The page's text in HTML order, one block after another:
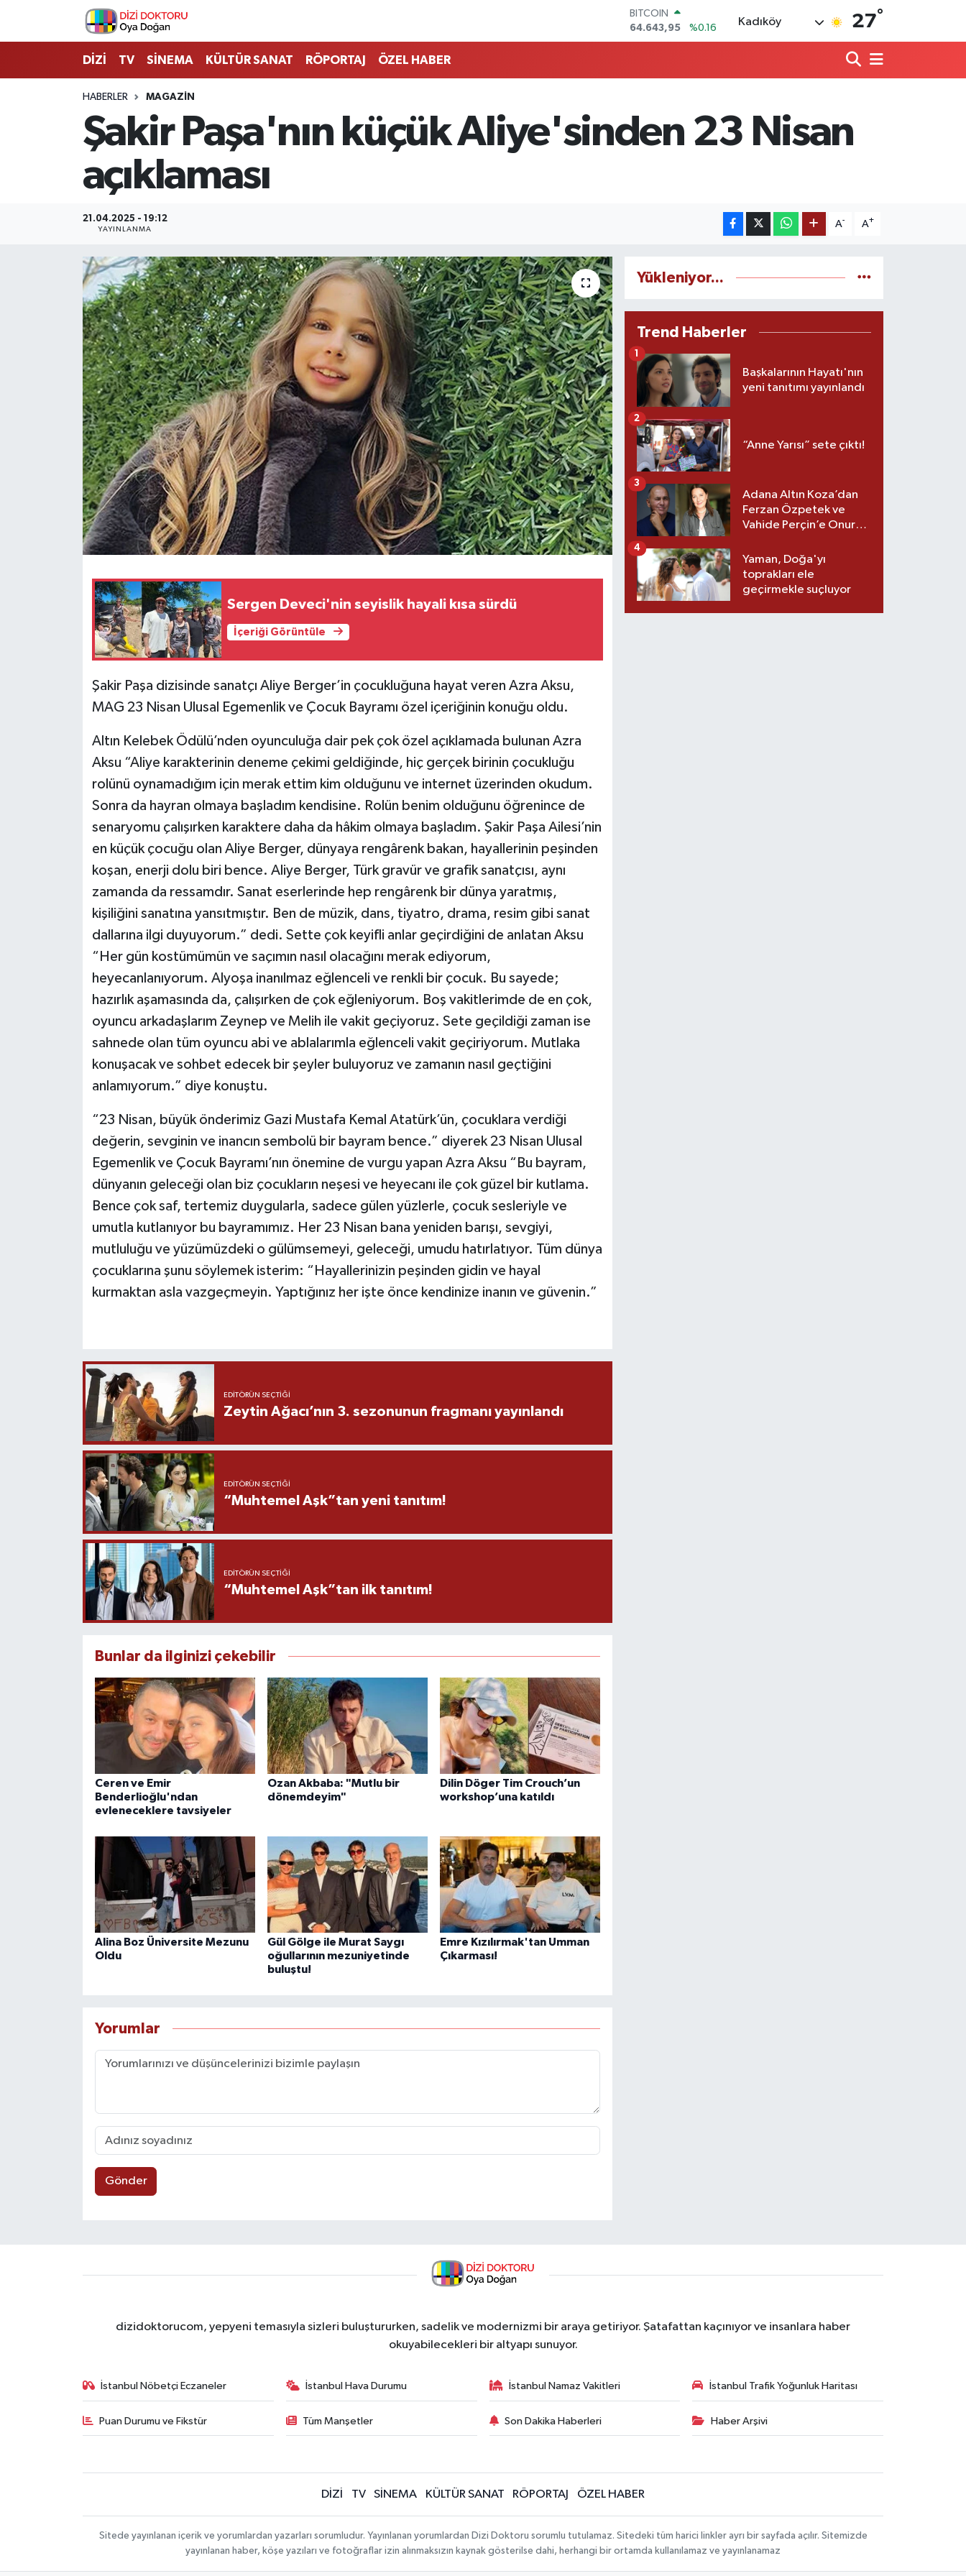
64.643,95
DOLAR
47,6006
%0.06
GRAM ALTIN
6513.94
%0.32
BİST100
Kadıköy 27°
DİZİ TV SİNEMA KÜLTÜR SANAT RÖPORTAJ ÖZEL HABER
HABERLER MAGAZİN
Şakir Paşa'nın küçük Aliye'sinden 23 Nisan
açıklaması
21.04.2025 - 19:12
YAYINLANMA
A- A+
Sergen Deveci'nin seyislik hayali kısa sürdü
İçeriği Görüntüle
Şakir Paşa dizisinde sanatçı Aliye Berger’in çocukluğuna hayat veren Azra Aksu,
MAG 23 Nisan Ulusal Egemenlik ve Çocuk Bayramı özel içeriğinin konuğu oldu.
Altın Kelebek Ödülü’nden oyunculuğa dair pek çok özel açıklamada bulunan Azra
Aksu “Aliye karakterinin deneme çekimi geldiğinde, hiç gerçek birinin çocukluğu
rolünü oynamadığım için merak ettim kim olduğunu ve internet üzerinden okudum.
Sonra da hayran olmaya başladım kendisine. Rolün benim olduğunu öğrenince de
senaryomu çalışırken karaktere daha da hâkim olmaya başladım. Şakir Paşa Ailesi’nin
en küçük çocuğu olan Aliye Berger, dünyaya rengârenk bakan, hayallerinin peşinden
koşan, enerji dolu biri bence. Aliye Berger, Türk gravür ve grafik sanatçısı, aynı
zamanda da ressamdır. Sanat eserlerinde hep rengârenk bir dünya yaratmış,
kişiliğini sanatına yansıtmıştır. Ben de müzik, dans, tiyatro, drama, resim gibi sanat
dallarına ilgi duyuyorum.” dedi. Sette çok keyifli anlar geçirdiğini de anlatan Aksu
“Her gün kostümümün ve saçımın nasıl olacağını merak ediyorum,
heyecanlanıyorum. Alyoşa inanılmaz eğlenceli ve renkli bir çocuk. Bu sayede;
hazırlık aşamasında da, çalışırken de çok eğleniyorum. Boş vakitlerimde de en çok,
oyuncu arkadaşlarım Zeynep ve Melih ile vakit geçiyoruz. Sete geçildiği zaman ise
sahnede olan tüm oyuncu abi ve ablalarımla eğlenceli vakit geçiriyorum. Mutlaka
konuşacak ve sohbet edecek bir şeyler buluyoruz ve zamanın nasıl geçtiğini
anlamıyorum.” diye konuştu.
“23 Nisan, büyük önderimiz Gazi Mustafa Kemal Atatürk’ün, çocuklara verdiği
değerin, sevginin ve inancın sembolü bir bayram bence.” diyerek 23 Nisan Ulusal
Egemenlik ve Çocuk Bayramı’nın önemine de vurgu yapan Azra Aksu “Bu bayram,
dünyanın geleceği olan biz çocukların neşesi ve heyecanı ile çok güzel bir kutlama.
Bence çok saf, tertemiz duygularla, sadece gülen yüzlerle, çocuk sesleriyle ve
umutla kutlanıyor bu bayramımız. Her 23 Nisan bana yeniden barışı, sevgiyi,
mutluluğu ve yüzümüzdeki o gülümsemeyi, geleceği, umudu hatırlatıyor. Tüm dünya
çocuklarına şunu söylemek isterim: “Hayallerinizin peşinden gidin ve hayal
kurmaktan asla vazgeçmeyin. Yaptığınız her işte önce kendinize inanın ve güvenin.”
EDITÖRÜN SEÇTIĞI
Zeytin Ağacı’nın 3. sezonunun fragmanı yayınlandı
EDITÖRÜN SEÇTIĞI
“Muhtemel Aşk”tan yeni tanıtım!
EDITÖRÜN SEÇTIĞI
“Muhtemel Aşk”tan ilk tanıtım!
Bunlar da ilginizi çekebilir
Ceren ve Emir
Benderlioğlu'ndan
evleneceklere tavsiyeler
Ozan Akbaba: "Mutlu bir
dönemdeyim"
Dilin Döger Tim Crouch’un
workshop’una katıldı
Alina Boz Üniversite Mezunu
Oldu
Gül Gölge ile Murat Saygı
oğullarının mezuniyetinde
buluştu!
Emre Kızılırmak'tan Umman
Çıkarması!
Yorumlar
Gönder
Yükleniyor...
Trend Haberler
Başkalarının Hayatı'nın
yeni tanıtımı yayınlandı
1
“Anne Yarısı” sete çıktı!
2
Adana Altın Koza’dan
Ferzan Özpetek ve
Vahide Perçin’e Onur
3
Yaman, Doğa'yı
toprakları ele
geçirmekle suçluyor
4
dizidoktorucom, yepyeni temasıyla sizleri buluştururken, sadelik ve modernizmi bir araya getiriyor. Şatafattan kaçınıyor ve insanlara haber
okuyabilecekleri bir altyapı sunuyor.
İstanbul Nöbetçi Eczaneler İstanbul Hava Durumu İstanbul Namaz Vakitleri İstanbul Trafik Yoğunluk Haritası
Puan Durumu ve Fikstür Tüm Manşetler Son Dakika Haberleri Haber Arşivi
DİZİ TV SİNEMA KÜLTÜR SANAT RÖPORTAJ ÖZEL HABER
Sitede yayınlanan içerik ve yorumlardan yazarları sorumludur. Yayınlanan yorumlardan Dizi Doktoru sorumlu tutulamaz. Sitedeki tüm harici linkler ayrı bir sayfada açılır. Sitemizde
yayınlanan haber, köşe yazıları ve fotoğraflar izin alınmaksızın kaynak gösterilse dahi, herhangi bir ortamda kullanılamaz ve yayınlanamaz
İstanbul Nöbetçi Eczaneler
İstanbul Hava Durumu
İstanbul Namaz Vakitleri
İstanbul Trafik Yoğunluk Haritası
Son Dakika Haberleri
Haber Arşivi